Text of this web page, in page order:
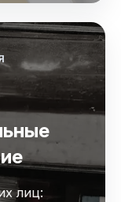
лиц: